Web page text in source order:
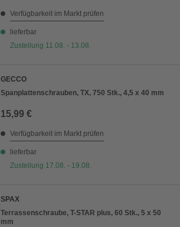
Verfügbarkeit im Markt prüfen
lieferbar
Zustellung 11.08. - 13.08.
GECCO
Spanplattenschrauben, TX, 750 Stk., 4,5 x 40 mm
15,99 €
Verfügbarkeit im Markt prüfen
lieferbar
Zustellung 17.08. - 19.08.
SPAX
Terrassenschraube, T-STAR plus, 60 Stk., 5 x 50
mm